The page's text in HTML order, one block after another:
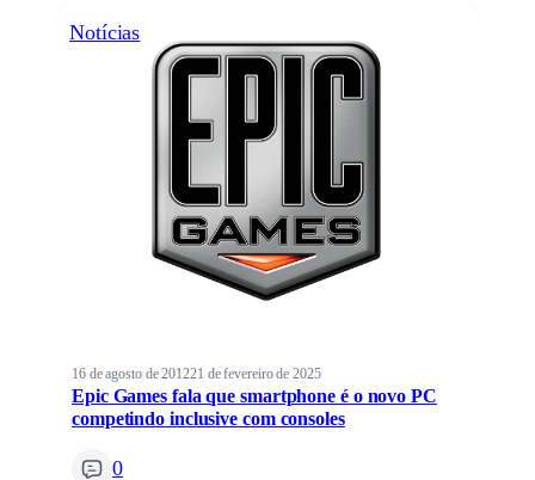
Notícias
16 de agosto de 201221 de fevereiro de 2025
Epic Games fala que smartphone é o novo PC
competindo inclusive com consoles
0